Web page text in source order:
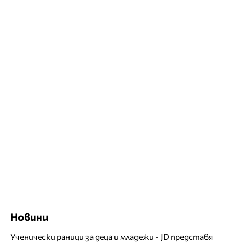
Новини
Ученически раници за деца и младежи - JD представя